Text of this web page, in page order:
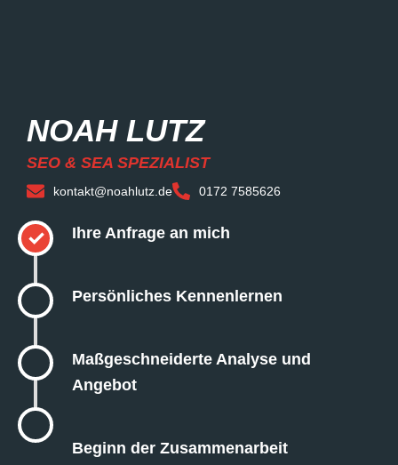
NOAH LUTZ
SEO & SEA SPEZIALIST
kontakt@noahlutz.de 0172 7585626
✓ Ihre Anfrage an mich
Persönliches Kennenlernen
Maßgeschneiderte Analyse und
Angebot
Beginn der Zusammenarbeit